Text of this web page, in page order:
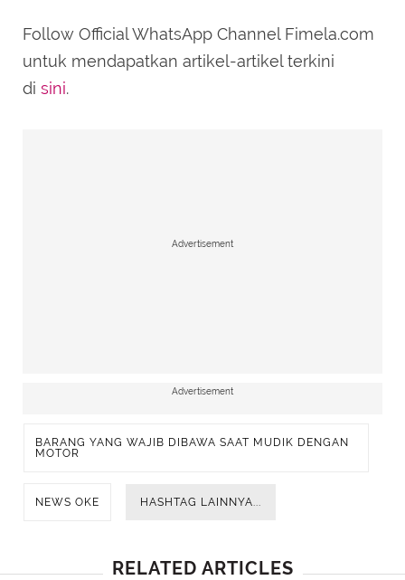
Follow Official WhatsApp Channel Fimela.com
untuk mendapatkan artikel-artikel terkini
di sini.
Advertisement
Advertisement
BARANG YANG WAJIB DIBAWA SAAT MUDIK DENGAN
MOTOR
NEWS OKE HASHTAG LAINNYA...
RELATED ARTICLES